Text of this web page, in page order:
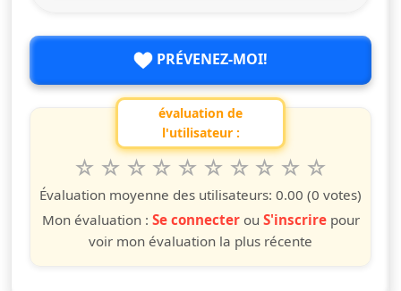
PRÉVENEZ-MOI!
évaluation de
l'utilisateur :
questo spettacolo da 1 a 10 étoiles
10
étoiles
9
étoiles
8
étoiles
7
étoiles
6
étoiles
5
étoiles
4
étoiles
3
étoiles
2
étoiles
étoile
Évaluation moyenne des utilisateurs: 0.00 (0 votes)
Mon évaluation : Se connecterou S'inscrirepour
voir mon évaluation la plus récente